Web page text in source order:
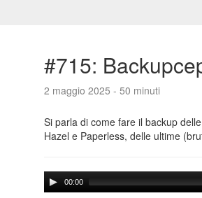
#715:
2 maggio 2025 - 50 minuti
Si parla di come fare il backup
Hazel e Paperless, delle ultime
00:00